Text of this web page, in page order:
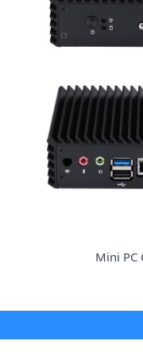
Mini PC